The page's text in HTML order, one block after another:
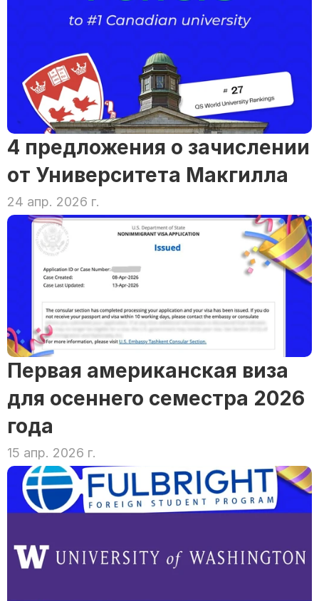
4 предложения о зачислении
от Университета Макгилла
24 апр. 2026 г.
Первая американская виза
для осеннего семестра 2026
года
15 апр. 2026 г.